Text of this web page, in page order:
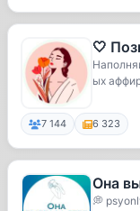
🤍
ых
7 144 6 323
Она
💭